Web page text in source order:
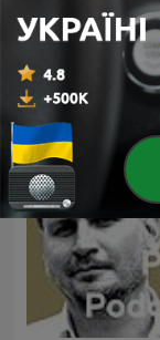
Stuff To Blow